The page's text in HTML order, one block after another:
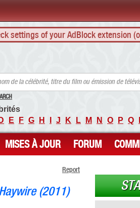
settings of your AdBlock extension
D E F G H J K L M N O P Q
MISES À JOUR FORUM
Report
(2011)